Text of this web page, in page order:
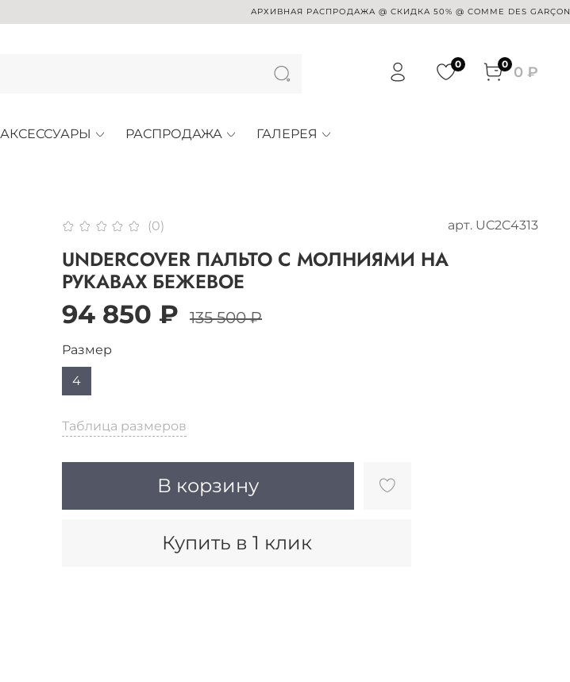
АРХИВНАЯ РАСПРОДАЖА @ СКИДКА 50% @ COMME DES GARÇONS @
0 0 0 ₽
АКСЕССУАРЫ РАСПРОДАЖА ГАЛЕРЕЯ
(0) арт. UC2C4313
UNDERCOVER ПАЛЬТО С МОЛНИЯМИ НА
РУКАВАХ БЕЖЕВОЕ
94 850 ₽ 135 500 ₽
Таблица размеров
В корзину
Купить в 1 клик
Размер
4